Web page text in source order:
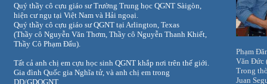
Quý thầy cô cựu giáo sư Trường Trung học QGNT Sàigòn,
hiện cư ngụ tại Việt Nam và Hải ngoại.
Quý thầy cô cựu giáo sư QGNT tại Arlington, Texas
(Thầy cô Nguyễn Văn Thơm, Thầy cô Nguyễn Thanh Khiết,
Thầy Cô Phạm Đẩu).
Tất cả anh chị em cựu học sinh QGNT khắp nơi trên thế giới.
Gia đình Quốc gia Nghĩa tử, và anh chị em trong
DD/GDQGNT.
Phạm
Văn Đức
Trong
Juan